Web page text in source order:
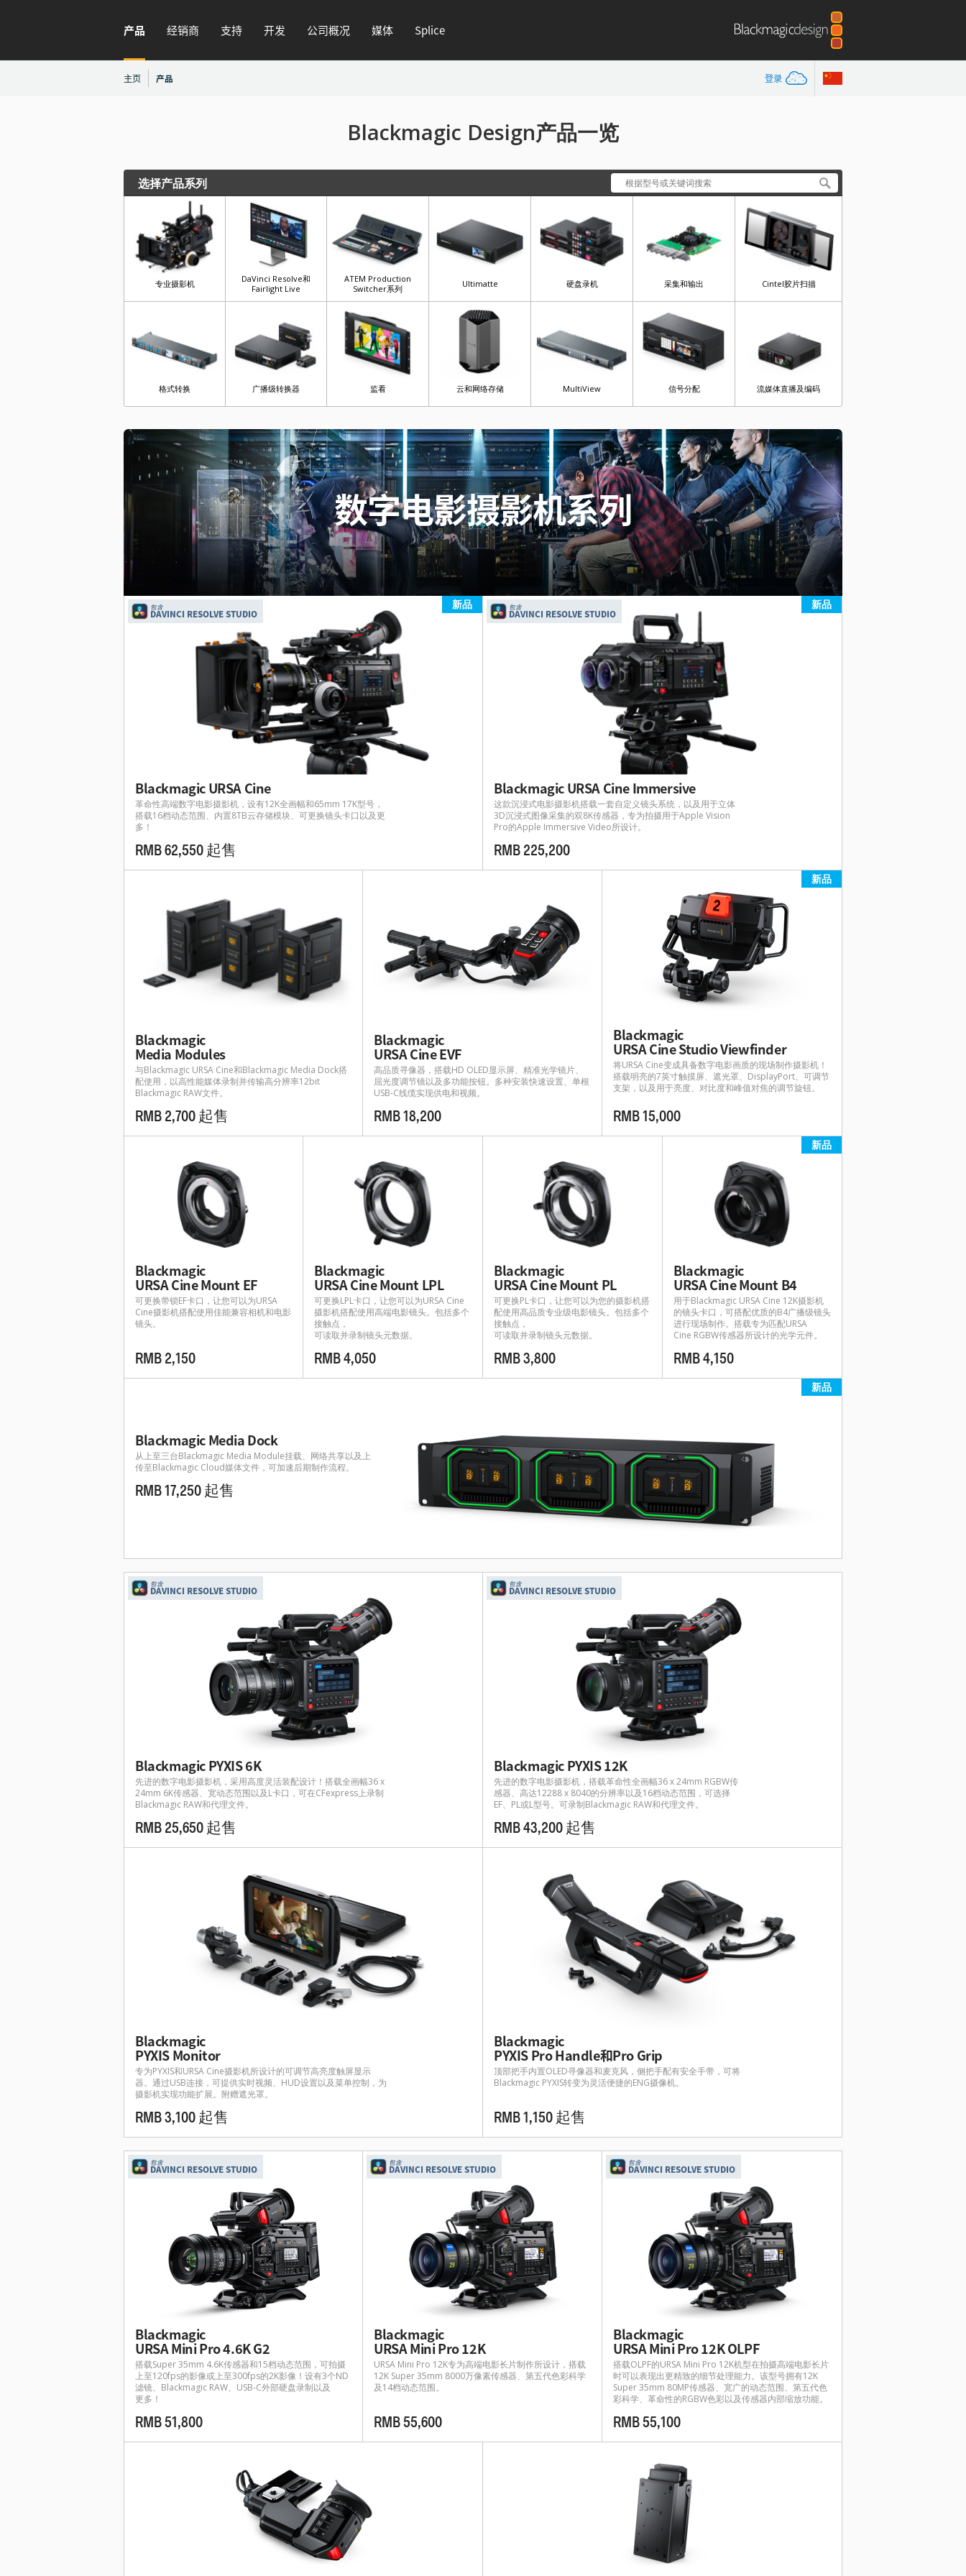
产品 经销商 支持 开发 公司概况 媒体 Splice
主页 产品 登录
Blackmagic Design产品一览
选择产品系列
专业摄影机
DaVinci Resolve和
Fairlight Live
ATEM Production
Switcher系列
Ultimatte 硬盘录机 采集和输出 Cintel胶片扫描
格式转换 广播级转换器 监看 云和网络存储 MultiView 信号分配 流媒体直播及编码
数字电影摄影机系列
包含
DAVINCI RESOLVE STUDIO
新品
Blackmagic URSA Cine
革命性高端数字电影摄影机，设有12K全画幅和65mm 17K型号，
搭载16档动态范围、内置8TB云存储模块、可更换镜头卡口以及更
多！
RMB 62,550 起售
包含
DAVINCI RESOLVE STUDIO
新品
Blackmagic URSA Cine Immersive
这款沉浸式电影摄影机搭载一套自定义镜头系统，以及用于立体
3D沉浸式图像采集的双8K传感器，专为拍摄用于Apple Vision
Pro的Apple Immersive Video所设计。
RMB 225,200
Blackmagic
Media Modules
与Blackmagic URSA Cine和Blackmagic Media Dock搭
配使用，以高性能媒体录制并传输高分辨率12bit
Blackmagic RAW文件。
RMB 2,700 起售
Blackmagic
URSA Cine EVF
高品质寻像器，搭载HD OLED显示屏、精准光学镜片、
屈光度调节镜以及多功能按钮。多种安装快速设置、单根
USB-C线缆实现供电和视频。
RMB 18,200
新品
Blackmagic
URSA Cine Studio Viewfinder
将URSA Cine变成具备数字电影画质的现场制作摄影机！
搭载明亮的7英寸触摸屏、遮光罩、DisplayPort、可调节
支架，以及用于亮度、对比度和峰值对焦的调节旋钮。
RMB 15,000
Blackmagic
URSA Cine Mount EF
可更换带锁EF卡口，让您可以为URSA
Cine摄影机搭配使用佳能兼容相机和电影
镜头。
RMB 2,150
Blackmagic
URSA Cine Mount LPL
可更换LPL卡口，让您可以为URSA Cine
摄影机搭配使用高端电影镜头。包括多个
接触点，
可读取并录制镜头元数据。
RMB 4,050
Blackmagic
URSA Cine Mount PL
可更换PL卡口，让您可以为您的摄影机搭
配使用高品质专业级电影镜头。包括多个
接触点，
可读取并录制镜头元数据。
RMB 3,800
新品
Blackmagic
URSA Cine Mount B4
用于Blackmagic URSA Cine 12K摄影机
的镜头卡口，可搭配优质的B4广播级镜头
进行现场制作。搭载专为匹配URSA
Cine RGBW传感器所设计的光学元件。
RMB 4,150
新品
Blackmagic Media Dock
从上至三台Blackmagic Media Module挂载、网络共享以及上
传至Blackmagic Cloud媒体文件，可加速后期制作流程。
RMB 17,250 起售
包含
DAVINCI RESOLVE STUDIO
Blackmagic PYXIS 6K
先进的数字电影摄影机，采用高度灵活装配设计！搭载全画幅36 x
24mm 6K传感器、宽动态范围以及L卡口，可在CFexpress上录制
Blackmagic RAW和代理文件。
RMB 25,650 起售
包含
DAVINCI RESOLVE STUDIO
Blackmagic PYXIS 12K
先进的数字电影摄影机，搭载革命性全画幅36 x 24mm RGBW传
感器、高达12288 x 8040的分辨率以及16档动态范围，可选择
EF、PL或L型号。可录制Blackmagic RAW和代理文件。
RMB 43,200 起售
Blackmagic
PYXIS Monitor
专为PYXIS和URSA Cine摄影机所设计的可调节高亮度触屏显示
器。通过USB连接，可提供实时视频、HUD设置以及菜单控制，为
摄影机实现功能扩展。附赠遮光罩。
RMB 3,100 起售
Blackmagic
PYXIS Pro Handle和Pro Grip
顶部把手内置OLED寻像器和麦克风，侧把手配有安全手带，可将
Blackmagic PYXIS转变为灵活便捷的ENG摄像机。
RMB 1,150 起售
包含
DAVINCI RESOLVE STUDIO
Blackmagic
URSA Mini Pro 4.6K G2
搭载Super 35mm 4.6K传感器和15档动态范围，可拍摄
上至120fps的影像或上至300fps的2K影像！设有3个ND
滤镜、Blackmagic RAW、USB-C外部硬盘录制以及
更多！
RMB 51,800
包含
DAVINCI RESOLVE STUDIO
Blackmagic
URSA Mini Pro 12K
URSA Mini Pro 12K专为高端电影长片制作所设计，搭载
12K Super 35mm 8000万像素传感器、第五代色彩科学
及14档动态范围。
RMB 55,600
包含
DAVINCI RESOLVE STUDIO
Blackmagic
URSA Mini Pro 12K OLPF
搭载OLPF的URSA Mini Pro 12K机型在拍摄高端电影长片
时可以表现出更精致的细节处理能力。该型号拥有12K
Super 35mm 80MP传感器、宽广的动态范围、第五代色
彩科学、革命性的RGBW色彩以及传感器内部缩放功能。
RMB 55,100